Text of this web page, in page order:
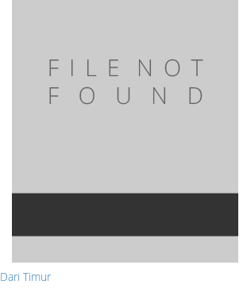
Dari Timur